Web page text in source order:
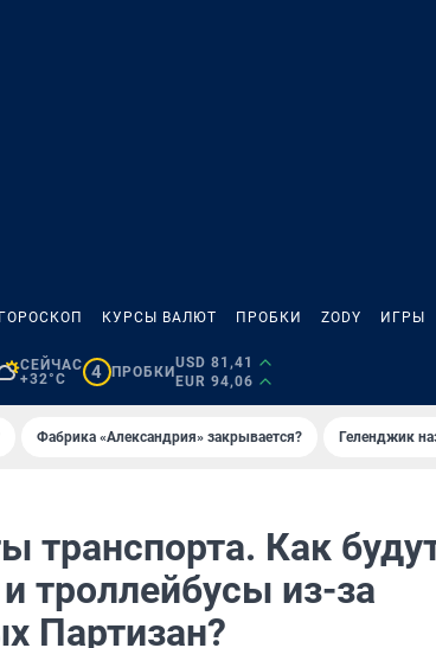
ГОРОСКОП КУРСЫ ВАЛЮТ ПРОБКИ ZODY ИГРЫ
СЕЙЧАС
+32°C
4 ПРОБКИ
USD 81,41
EUR 94,06
Фабрика «Александрия» закрывается? Геленджик
транспорта. Как
троллейбусы из-за
Партизан?